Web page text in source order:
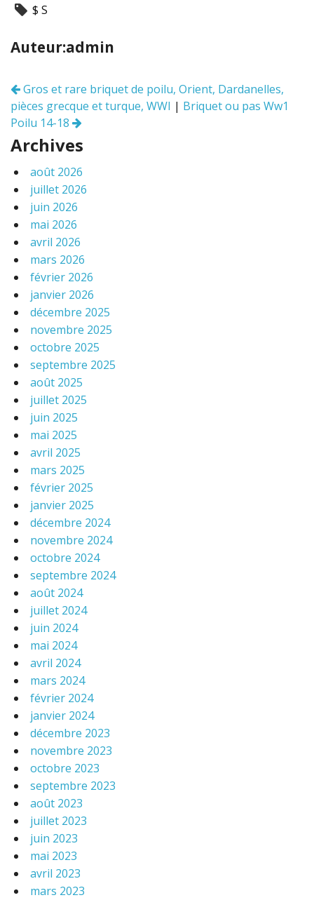
e
b
o
k
er l
$ S
Auteur:admin
Navigation
des
articles
Gros et rare briquet de poilu, Orient, Dardanelles,
pièces grecque et turque, WWI | Briquet ou pas Ww1
Poilu 14-18
Archives
août 2026
juillet 2026
juin 2026
mai 2026
avril 2026
mars 2026
février 2026
janvier 2026
décembre 2025
novembre 2025
octobre 2025
septembre 2025
août 2025
juillet 2025
juin 2025
mai 2025
avril 2025
mars 2025
février 2025
janvier 2025
décembre 2024
novembre 2024
octobre 2024
septembre 2024
août 2024
juillet 2024
juin 2024
mai 2024
avril 2024
mars 2024
février 2024
janvier 2024
décembre 2023
novembre 2023
octobre 2023
septembre 2023
août 2023
juillet 2023
juin 2023
mai 2023
avril 2023
mars 2023